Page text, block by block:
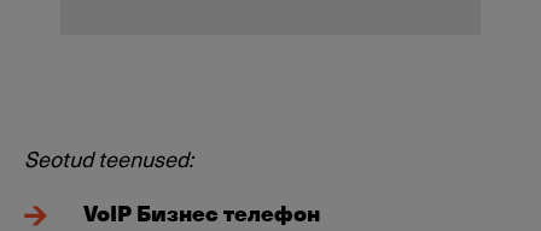
Seotud teenused:
VoIP Бизнес телефон